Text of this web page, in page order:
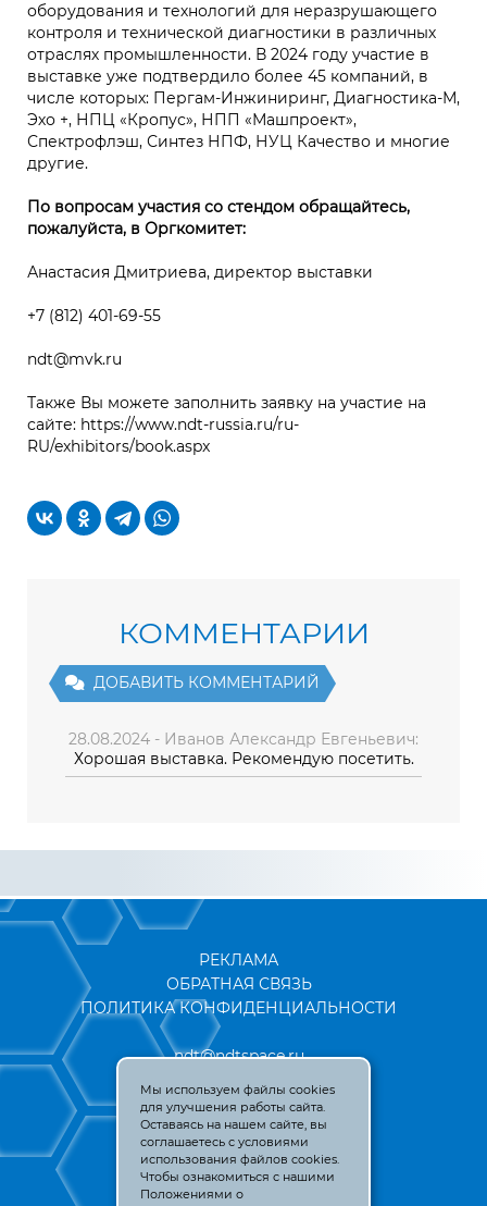
оборудования и технологий для неразрушающего
контроля и технической диагностики в различных
отраслях промышленности. В 2024 году участие в
выставке уже подтвердило более 45 компаний, в
числе которых: Пергам-Инжиниринг, Диагностика-М,
Эхо +, НПЦ «Кропус», НПП «Машпроект»,
Спектрофлэш, Синтез НПФ, НУЦ Качество и многие
другие.
По вопросам участия со стендом обращайтесь,
пожалуйста, в Оргкомитет:
Анастасия Дмитриева, директор выставки
+7 (812) 401-69-55
ndt@mvk.ru
Также Вы можете заполнить заявку на участие на
сайте: https://www.ndt-russia.ru/ru-
RU/exhibitors/book.aspx
КОММЕНТАРИИ
ДОБАВИТЬ КОММЕНТАРИЙ
28.08.2024 - Иванов Александр Евгеньевич:
Хорошая выставка. Рекомендую посетить.
РЕКЛАМА
ОБРАТНАЯ СВЯЗЬ
ПОЛИТИКА КОНФИДЕНЦИАЛЬНОСТИ
ndt@ndtspace.ru
2021-2026 © NDTSPACE
Мы используем файлы cookies
для улучшения работы сайта.
Оставаясь на нашем сайте, вы
соглашаетесь с условиями
использования файлов cookies.
Чтобы ознакомиться с нашими
Положениями о